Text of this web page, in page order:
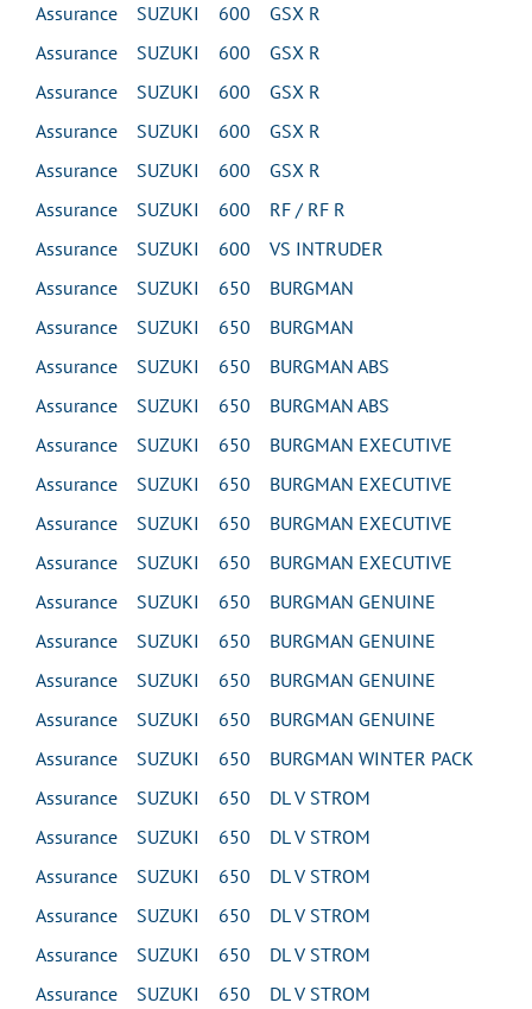
Assurance SUZUKI 600 GSX R
Assurance SUZUKI 600 GSX R
Assurance SUZUKI 600 GSX R
Assurance SUZUKI 600 GSX R
Assurance SUZUKI 600 GSX R
Assurance SUZUKI 600 RF / RF R
Assurance SUZUKI 600 VS INTRUDER
Assurance SUZUKI 650 BURGMAN
Assurance SUZUKI 650 BURGMAN
Assurance SUZUKI 650 BURGMAN ABS
Assurance SUZUKI 650 BURGMAN ABS
Assurance SUZUKI 650 BURGMAN EXECUTIVE
Assurance SUZUKI 650 BURGMAN EXECUTIVE
Assurance SUZUKI 650 BURGMAN EXECUTIVE
Assurance SUZUKI 650 BURGMAN EXECUTIVE
Assurance SUZUKI 650 BURGMAN GENUINE
Assurance SUZUKI 650 BURGMAN GENUINE
Assurance SUZUKI 650 BURGMAN GENUINE
Assurance SUZUKI 650 BURGMAN GENUINE
Assurance SUZUKI 650 BURGMAN WINTER PACK
Assurance SUZUKI 650 DL V STROM
Assurance SUZUKI 650 DL V STROM
Assurance SUZUKI 650 DL V STROM
Assurance SUZUKI 650 DL V STROM
Assurance SUZUKI 650 DL V STROM
Assurance SUZUKI 650 DL V STROM